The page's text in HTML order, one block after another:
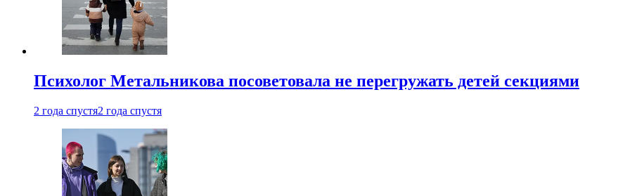
Психолог Метальникова посоветовала не перегружать детей секциями
2 года спустя2 года спустя